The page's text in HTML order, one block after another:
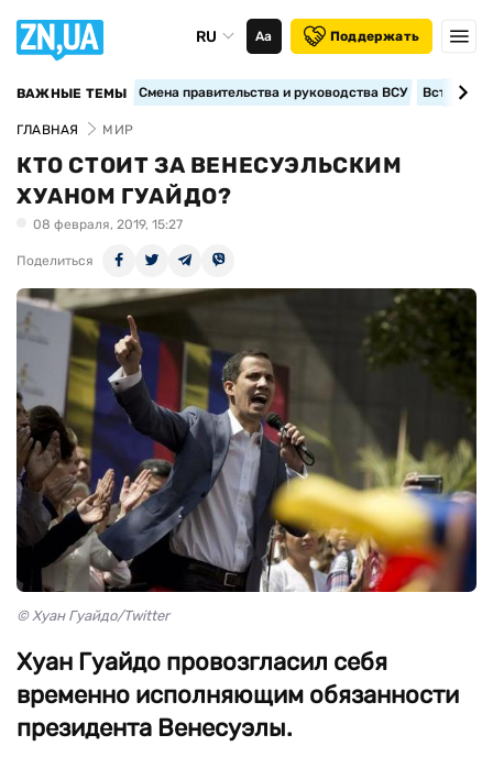
RU Аа Поддержать
ВАЖНЫЕ ТЕМЫ Смена правительства и руководства ВСУ
ГЛАВНАЯ МИР
КТО СТОИТ ЗА ВЕНЕСУЭЛЬСКИМ
ХУАНОМ ГУАЙДО?
08 февраля, 2019, 15:27
Поделиться
© Хуан Гуайдо/Twitter
Хуан Гуайдо провозгласил себя
временно исполняющим обязанности
президента Венесуэлы.